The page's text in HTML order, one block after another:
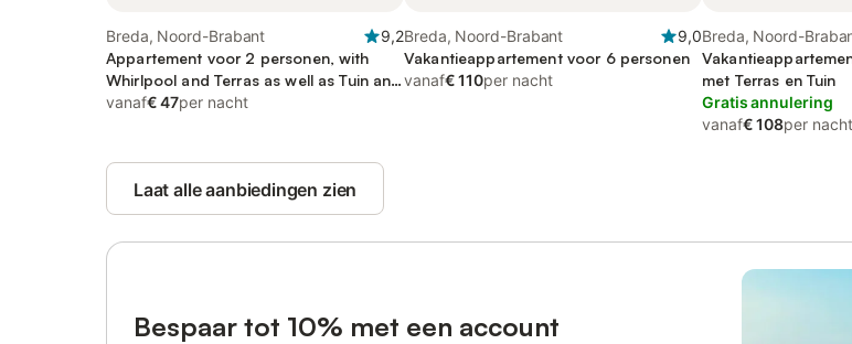
Breda, Noord-Brabant
9,2
Appartement voor 2 personen, with
Whirlpool and Terras as well as Tuin and
Sauna
vanaf€ 47per nacht
Breda, Noord-Brabant
9,0
Vakantieappartement voor 6 personen
vanaf€ 110per nacht
Breda, Noord-
met Terras en Tuin
Gratis annulering
vanaf€ 108per nacht
Laat alle aanbiedingen zien
Bespaar tot 10% met een account